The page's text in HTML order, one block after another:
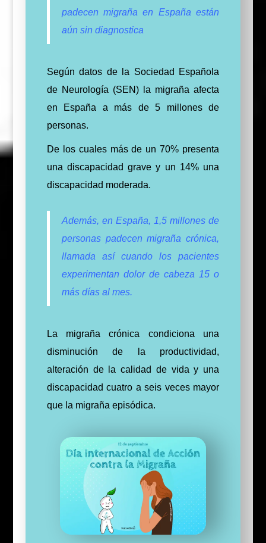
padecen migraña en España están
aún sin diagnostica
Según datos de la Sociedad Española
de Neurología (SEN) la migraña afecta
en España a más de 5 millones de
personas.
De los cuales más de un 70% presenta
una discapacidad grave y un 14% una
discapacidad moderada.
Además, en España, 1,5 millones de
personas padecen migraña crónica,
llamada así cuando los pacientes
experimentan dolor de cabeza 15 o
más días al mes.
La migraña crónica condiciona una
disminución de la productividad,
alteración de la calidad de vida y una
discapacidad cuatro a seis veces mayor
que la migraña episódica.